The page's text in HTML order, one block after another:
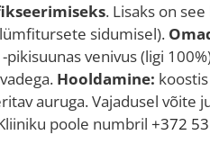
. Lisaks on
sidumisel).
venivus (ligi
Hooldamine:
auruga. Vajadusel võite
poole numbril+372